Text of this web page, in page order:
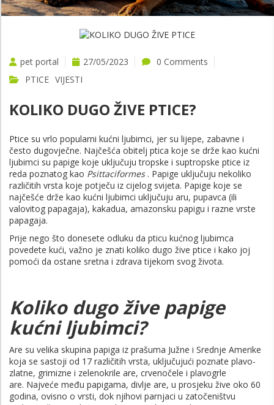
pet portal 27/05/2023
0 Comments
PTICE VIJESTI
KOLIKO DUGO ŽIVE PTICE?
Ptice su vrlo popularni kućni ljubimci, jer su lijepe, zabavne i
često dugovječne. Najčešća obitelj ptica koje se drže kao kućni
ljubimci su papige koje uključuju tropske i suptropske ptice iz
reda poznatog kao Psittaciformes. Papige uključuju nekoliko
različitih vrsta koje potječu iz cijelog svijeta. Papige koje se
najčešće drže kao kućni ljubimci uključuju aru, pupavca (ili
valovitog papagaja), kakadua, amazonsku papigu i razne vrste
papagaja.
Prije nego što donesete odluku da pticu kućnog ljubimca
povedete kući, važno je znati koliko dugo žive ptice i kako joj
pomoći da ostane sretna i zdrava tijekom svog života.
Koliko dugo žive papige
kućni ljubimci?
Are su velika skupina papiga iz prašuma Južne i Srednje Amerike
koja se sastoji od 17 različitih vrsta, uključujući poznate plavo-
zlatne, grimizne i zelenokrile are, crvenočele i plavogrle
are. Najveće među papigama, divlje are, u prosjeku žive oko 60
godina, ovisno o vrsti, dok njihovi parnjaci u zatočeništvu